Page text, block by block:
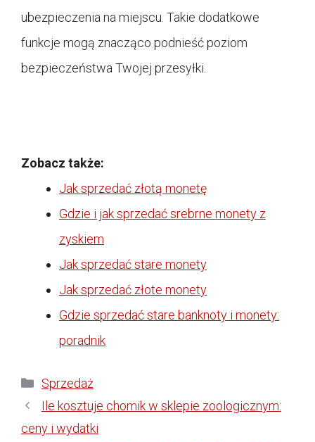
ubezpieczenia na miejscu. Takie dodatkowe
funkcje mogą znacząco podnieść poziom
bezpieczeństwa Twojej przesyłki.
Zobacz także:
Jak sprzedać złotą monetę
Gdzie i jak sprzedać srebrne monety z
zyskiem
Jak sprzedać stare monety
Jak sprzedać złote monety
Gdzie sprzedać stare banknoty i monety:
poradnik
Kategorie
Sprzedaż
Ile kosztuje chomik w sklepie zoologicznym:
ceny i wydatki